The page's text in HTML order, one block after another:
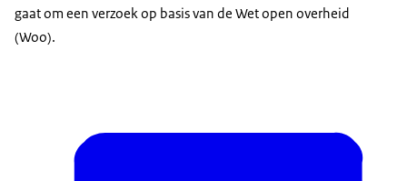
gaat om een verzoek op basis van de Wet open overheid
(Woo).